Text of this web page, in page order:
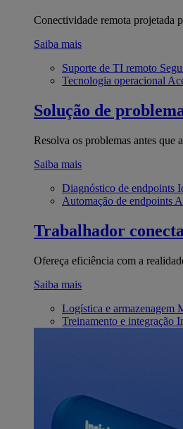
Conectividade remota projetada
Saiba mais
Suporte de TI remoto
Tecnologia operacional
Solução de
Resolva os problemas antes que
Saiba mais
Diagnóstico de endpoints
Automação de endpoints
Trabalhador
Ofereça eficiência com a
Saiba mais
Logística e armazenagem
Treinamento e integração